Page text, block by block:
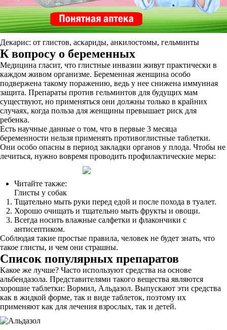
Декарис: от глистов, аскариды, анкилостомы, гельминты
К вопросу о беременных
Медицина гласит, что глистные инвазии живут практически в
каждом живом организме. Беременная женщина особо
подвержена такому поражению, ведь у нее снижена иммунная
защита. Препараты против гельминтов для будущих мам
существуют, но применяться они должны только в крайних
случаях, когда польза для женщины превышает риск для
ребенка.
Есть научные данные о том, что в первые 3 месяца
беременности нельзя применять противоглистные таблетки.
Они особо опасны в период закладки органов у плода. Чтобы не
лечиться, нужно вовремя проводить профилактические меры:
Читайте также:
Глисты у собак
Тщательно мыть руки перед едой и после похода в туалет.
Хорошо очищать и тщательно мыть фрукты и овощи.
Всегда носить влажные салфетки и флакончики с
антисептиком.
Соблюдая такие простые правила, человек не будет знать, что
такое глисты, и чем они страшны.
Список популярных препаратов
Какое же лучше? Часто используют средства на основе
альбендазола. Представителями такого вещества являются
хорошие таблетки: Вормил, Альдазол. Выпускают эти средства
как в жидкой форме, так и виде таблеток, поэтому их
применяют как для лечения взрослых, так и детей.